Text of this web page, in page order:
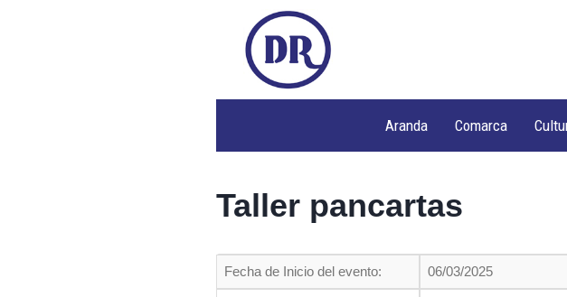
Aranda Comarca
Taller pancartas
Fecha de Inicio del evento: 06/03/2025